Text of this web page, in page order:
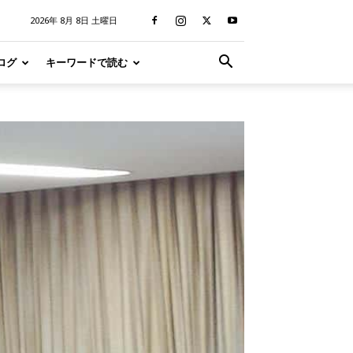
2026年 8月 8日 土曜日
グ キーワードで読む